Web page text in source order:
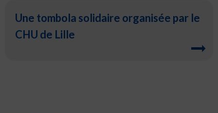
Une tombola solidaire organisée par le
CHU de Lille